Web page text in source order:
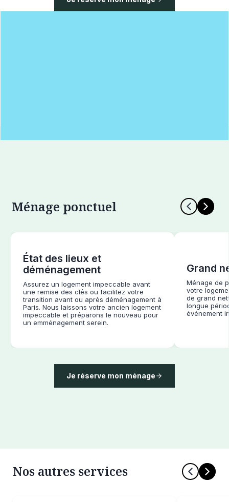
Ménage ponctuel
État des lieux et
déménagement
Assurez un logement impeccable avant
une remise des clés ou facilitez votre
transition avant ou après déménagement à
Paris. Nous laissons votre ancien logement
impeccable et préparons le nouveau pour
un emménagement serein.
Grand
Ménage de
votre
de grand
longue
événement
Je réserve mon ménage
Nos autres services